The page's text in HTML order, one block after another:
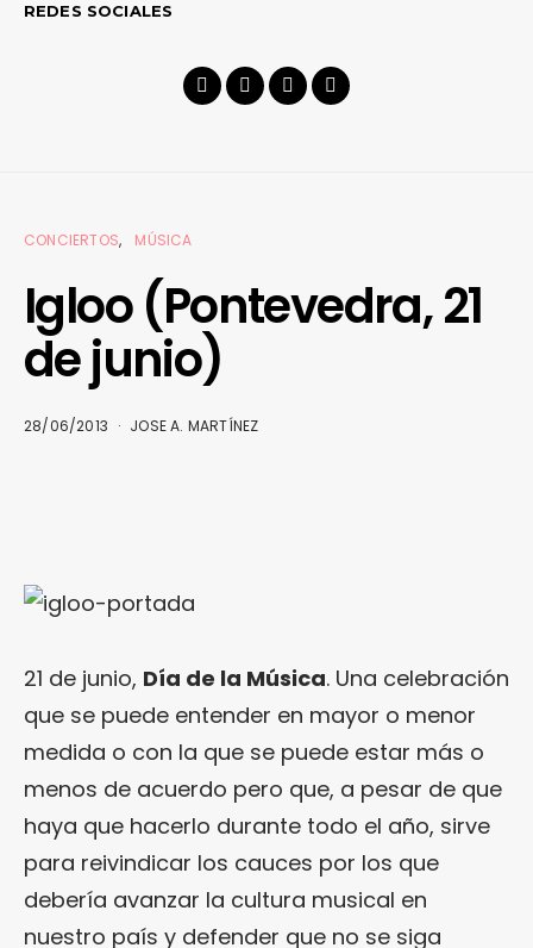
REDES SOCIALES
CONCIERTOS MÚSICA
Igloo (Pontevedra, 21
de junio)
28/06/2013 JOSE A. MARTÍNEZ
21 de junio, Día de la Música. Una celebración
que se puede entender en mayor o menor
medida o con la que se puede estar más o
menos de acuerdo pero que, a pesar de que
haya que hacerlo durante todo el año, sirve
para reivindicar los cauces por los que
debería avanzar la cultura musical en
nuestro país y defender que no se siga